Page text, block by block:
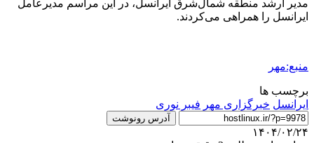
مدیر ارشد منطقه شمال‌شرق ایرانسل، در این مراسم مدیرعامل
ایرانسل را همراهی می‌کردند.
منبع:مهر
برچسب ها
ایرانسل خبرگزاری مهر فیبر نوری
آدرس رونوشت
۱۴۰۴/۰۲/۲۴